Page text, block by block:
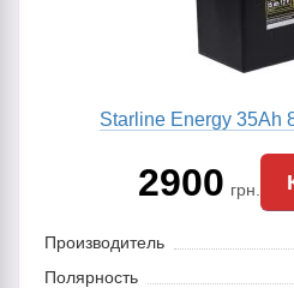
Starline Energy 35Ah
2900 грн.
Производитель
Полярность